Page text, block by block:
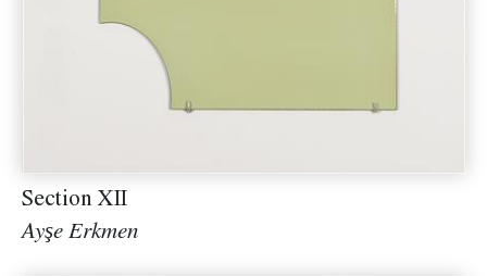
Section XII
Ayşe Erkmen